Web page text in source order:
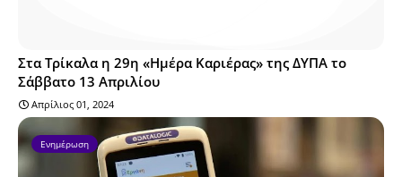
Στα Τρίκαλα η 29η «Ημέρα Καριέρας» της ΔΥΠΑ το
Σάββατο 13 Απριλίου
Απρίλιος 01, 2024
Ενημέρωση